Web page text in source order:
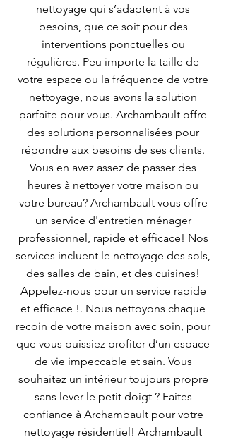
nettoyage qui s’adaptent à vos
besoins, que ce soit pour des
interventions ponctuelles ou
régulières. Peu importe la taille de
votre espace ou la fréquence de votre
nettoyage, nous avons la solution
parfaite pour vous. Archambault offre
des solutions personnalisées pour
répondre aux besoins de ses clients.
Vous en avez assez de passer des
heures à nettoyer votre maison ou
votre bureau? Archambault vous offre
un service d'entretien ménager
professionnel, rapide et efficace! Nos
services incluent le nettoyage des sols,
des salles de bain, et des cuisines!
Appelez-nous pour un service rapide
et efficace !. Nous nettoyons chaque
recoin de votre maison avec soin, pour
que vous puissiez profiter d’un espace
de vie impeccable et sain. Vous
souhaitez un intérieur toujours propre
sans lever le petit doigt ? Faites
confiance à Archambault pour votre
nettoyage résidentiel! Archambault